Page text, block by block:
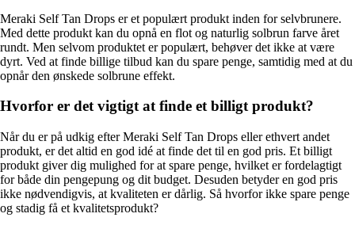
Meraki Self Tan Drops er et populært produkt inden for selvbrunere.
Med dette produkt kan du opnå en flot og naturlig solbrun farve året
rundt. Men selvom produktet er populært, behøver det ikke at være
dyrt. Ved at finde billige tilbud kan du spare penge, samtidig med at du
opnår den ønskede solbrune effekt.
Hvorfor er det vigtigt at finde et billigt produkt?
Når du er på udkig efter Meraki Self Tan Drops eller ethvert andet
produkt, er det altid en god idé at finde det til en god pris. Et billigt
produkt giver dig mulighed for at spare penge, hvilket er fordelagtigt
for både din pengepung og dit budget. Desuden betyder en god pris
ikke nødvendigvis, at kvaliteten er dårlig. Så hvorfor ikke spare penge
og stadig få et kvalitetsprodukt?